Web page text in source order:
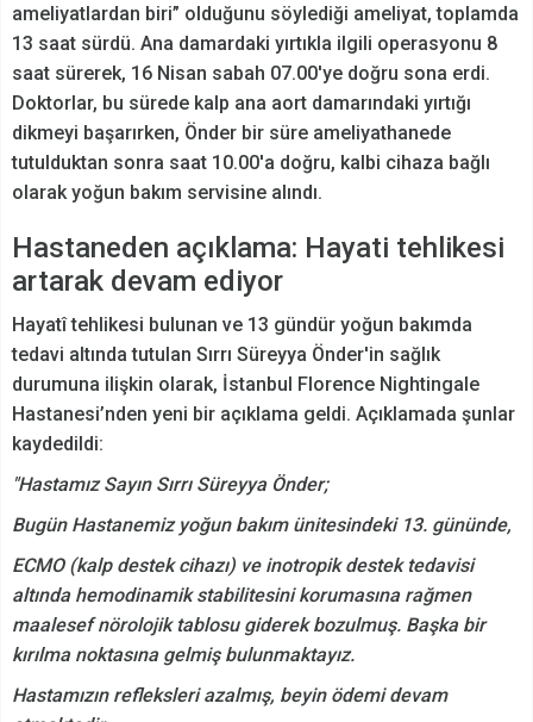
ameliyatlardan biri” olduğunu söylediği ameliyat, toplamda
13 saat sürdü. Ana damardaki yırtıkla ilgili operasyonu 8
saat sürerek, 16 Nisan sabah 07.00'ye doğru sona erdi.
Doktorlar, bu sürede kalp ana aort damarındaki yırtığı
dikmeyi başarırken, Önder bir süre ameliyathanede
tutulduktan sonra saat 10.00'a doğru, kalbi cihaza bağlı
olarak yoğun bakım servisine alındı.
Hastaneden açıklama: Hayati tehlikesi
artarak devam ediyor
Hayatî tehlikesi bulunan ve 13 gündür yoğun bakımda
tedavi altında tutulan Sırrı Süreyya Önder'in sağlık
durumuna ilişkin olarak, İstanbul Florence Nightingale
Hastanesi’nden yeni bir açıklama geldi. Açıklamada şunlar
kaydedildi:
"Hastamız Sayın Sırrı Süreyya Önder;
Bugün Hastanemiz yoğun bakım ünitesindeki 13. gününde,
ECMO (kalp destek cihazı) ve inotropik destek tedavisi
altında hemodinamik stabilitesini korumasına rağmen
maalesef nörolojik tablosu giderek bozulmuş. Başka bir
kırılma noktasına gelmiş bulunmaktayız.
Hastamızın refleksleri azalmış, beyin ödemi devam